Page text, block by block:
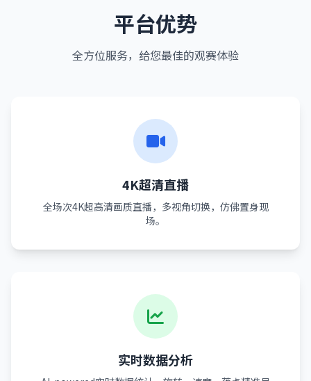
平台优势
全方位服务，给您最佳的观赛体验
4K超清直播
全场次4K超高清画质直播，多视角切换，仿佛置身现
场。
实时数据分析